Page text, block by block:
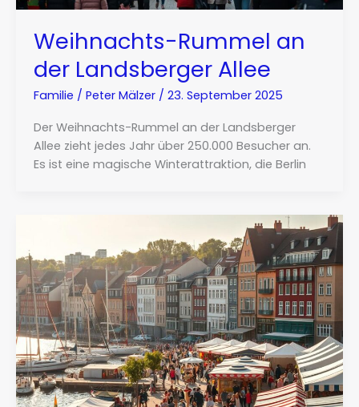
Weihnachts-Rummel an
der Landsberger Allee
Familie / Peter Mälzer / 23. September 2025
Der Weihnachts-Rummel an der Landsberger
Allee zieht jedes Jahr über 250.000 Besucher an.
Es ist eine magische Winterattraktion, die Berlin